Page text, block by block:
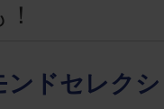
！
ンドセレク